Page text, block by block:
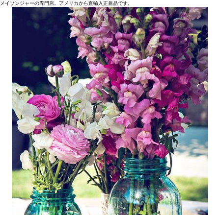
メイソンジャーの専門店。アメリカから直輸入正規品です。